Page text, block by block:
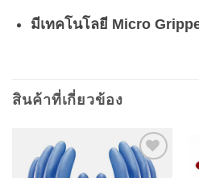
มีเทคโนโลยี Micro
สินค้าที่เกี่ยวข้อง
Add to